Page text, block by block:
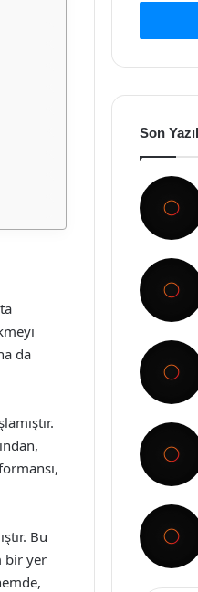
da
Bu
bir yer
Son